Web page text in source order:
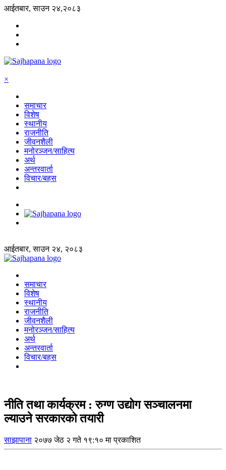
आईतबार, साउन २४,२०८३
×
समाचार
विशेष
स्थानीय
राजनीति
जीवनशैली
मनोरञ्जन/साहित्य
अर्थ
अन्तरवार्ता
विचार/बहस
आईतबार, साउन २४, २०८३
समाचार
विशेष
स्थानीय
राजनीति
जीवनशैली
मनोरञ्जन/साहित्य
अर्थ
अन्तरवार्ता
विचार/बहस
नीति तथा कार्यक्रम : रुग्ण उद्योग सञ्चालनमा
ल्याउने सरकारको तयारी
साझापाना २०७७ जेठ २ गते १९:१० मा प्रकाशित